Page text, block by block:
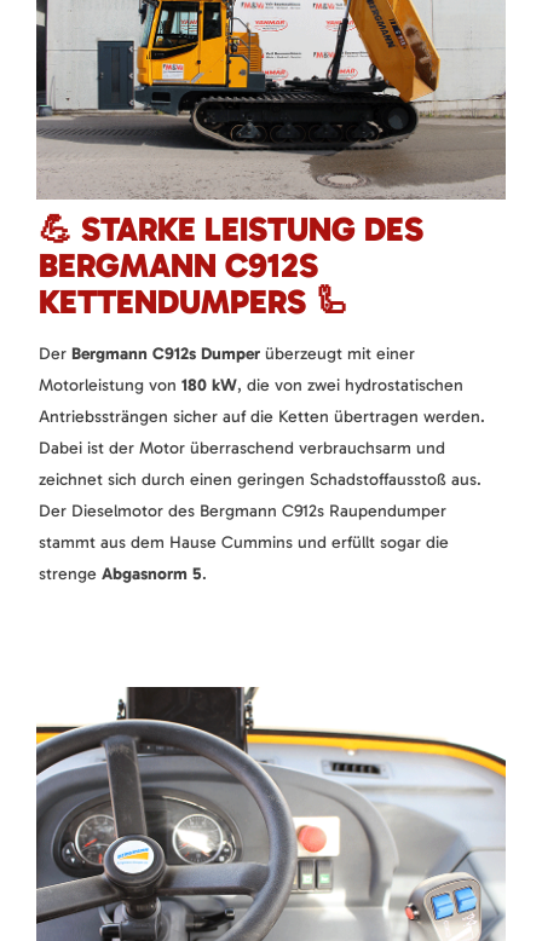
💪 STARKE LEISTUNG DES
BERGMANN C912S
KETTENDUMPERS 🦾
Der Bergmann C912s Dumper überzeugt mit einer
Motorleistung von 180 kW, die von zwei hydrostatischen
Antriebssträngen sicher auf die Ketten übertragen werden.
Dabei ist der Motor überraschend verbrauchsarm und
zeichnet sich durch einen geringen Schadstoffausstoß aus.
Der Dieselmotor des Bergmann C912s Raupendumper
stammt aus dem Hause Cummins und erfüllt sogar die
strenge Abgasnorm 5.